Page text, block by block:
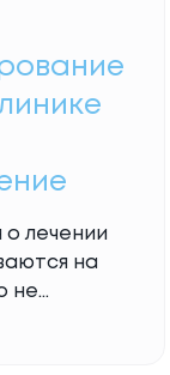
лечении
на
не